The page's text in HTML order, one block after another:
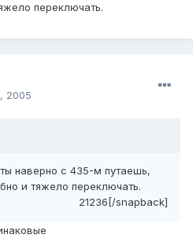
переключать.
2005
наверно с 435-м путаешь,
и тяжело переключать.
21236[/snapback]